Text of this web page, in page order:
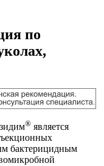
по
® является
бактерицидным